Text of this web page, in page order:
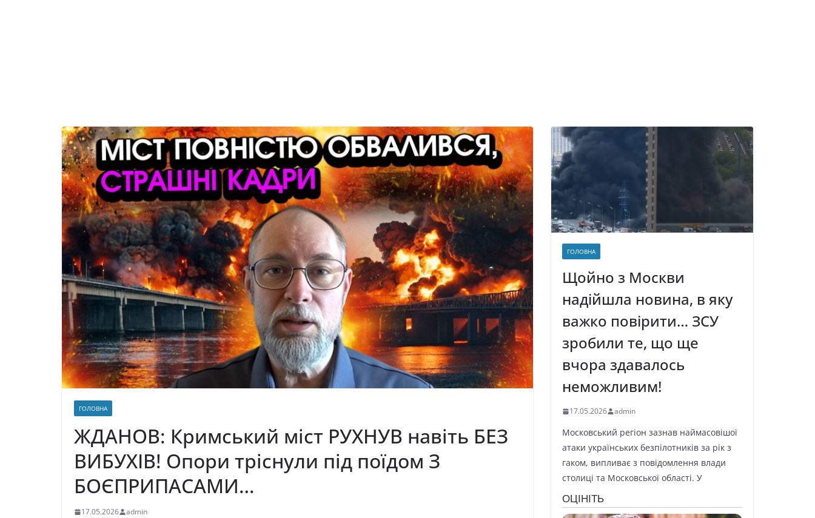
ГОЛОВНА
ЖДАНОВ: Кримський міст РУХНУВ навіть БЕЗ
ВИБУХІВ! Опори тріснули під поїдом З
БОЄПРИПАСАМИ…
17.05.2026 admin
ГОЛОВНА
Щойно з Москви
надійшла новина, в яку
важко повірити… ЗСУ
зробили те, що ще
вчора здавалось
неможливим!
17.05.2026 admin
Московський регіон зазнав наймасовішої
атаки українських безпілотників за рік з
гаком, випливає з повідомлення влади
столиці та Московської області. У